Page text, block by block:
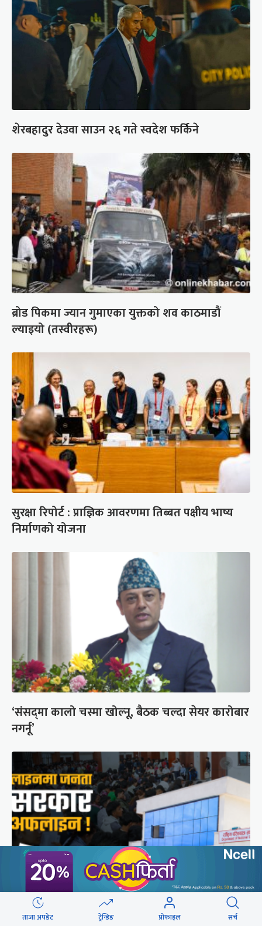
शेरबहादुर देउवा साउन २६ गते स्वदेश फर्किने
ब्रोड पिकमा ज्यान गुमाएका युक्तको शव काठमाडौं
ल्याइयो (तस्वीरहरू)
सुरक्षा रिपोर्ट : प्राज्ञिक आवरणमा तिब्बत पक्षीय भाष्य
निर्माणको योजना
‘संसद्‍मा कालो चस्मा खोल्नू, बैठक चल्दा सेयर कारोबार
नगर्नू’
राष्ट्रिय परिचयपत्रको ‘सर्भर’ समस्याले १६ निकायका
ताजा अपडेट ट्रेन्डिङ प्रोफाइल सर्च